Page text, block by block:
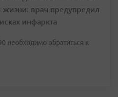
жизни: врач предупредил
инфаркта
необходимо обратиться к